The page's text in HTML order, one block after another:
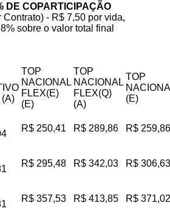
DE COPARTICIPAÇÃO
- R$ 7,50 por vida,
sobre o valor total final
(A)
TOP
NACIONAL
FLEX(E)
(E)
TOP
NACIONAL
FLEX(Q)
(A)
TOP
(E)
R$ 250,41 R$ 289,86 R$ 259,86
R$ 295,48 R$ 342,03 R$ 306,63
R$ 357,53 R$ 413,85 R$ 371,02